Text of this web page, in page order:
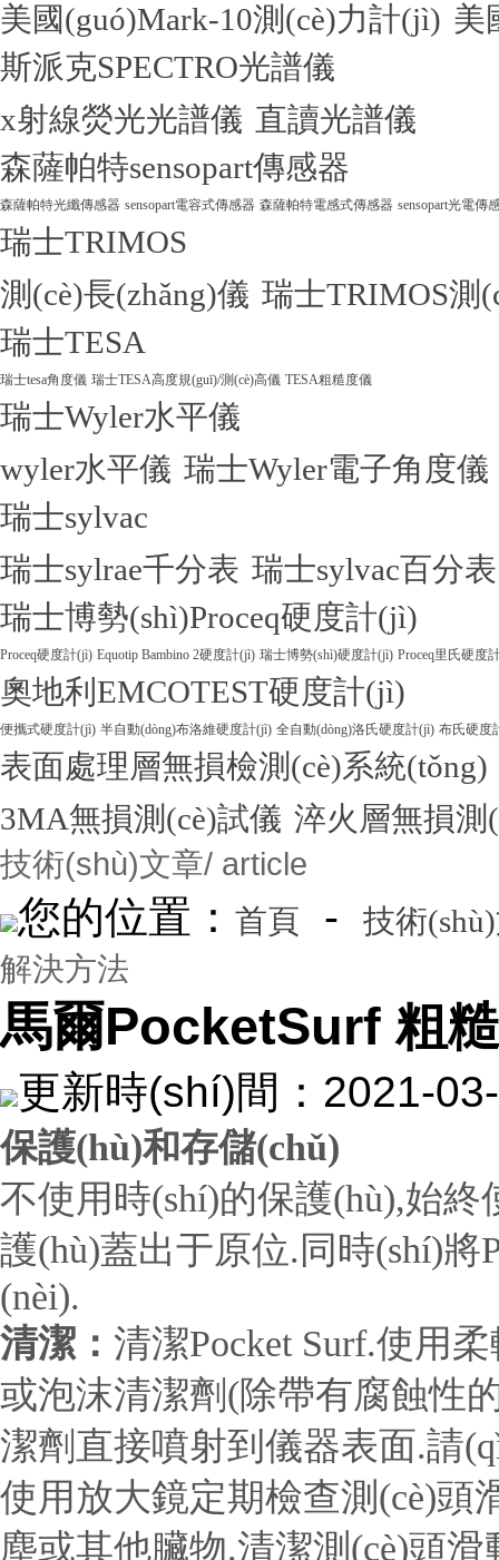
美國(guó)Mark-10測(cè)力計(jì) 美
斯派克SPECTRO光譜儀
x射線熒光光譜儀 直讀光譜儀
森薩帕特sensopart傳感器
森薩帕特光纖傳感器 sensopart電容式傳感器 森薩帕特電感式傳感器 sensopart光電傳
瑞士TRIMOS
測(cè)長(zhǎng)儀 瑞士TRIMOS測
瑞士TESA
瑞士tesa角度儀 瑞士TESA高度規(guī)/測(cè)高儀 TESA粗糙度儀
瑞士Wyler水平儀
wyler水平儀 瑞士Wyler電子角度儀
瑞士sylvac
瑞士sylrae千分表 瑞士sylvac百分表
瑞士博勢(shì)Proceq硬度計(jì)
Proceq硬度計(jì) Equotip Bambino 2硬度計(jì) 瑞士博勢(shì)硬度計(jì) Proceq里氏硬度
奧地利EMCOTEST硬度計(jì)
便攜式硬度計(jì) 半自動(dòng)布洛維硬度計(jì) 全自動(dòng)洛氏硬度計(jì) 布氏硬度
表面處理層無損檢測(cè)系統(tǒng)
3MA無損測(cè)試儀 淬火層無損測
技術(shù)文章/ article
您的位置： 首頁 - 技術
解決方法
馬爾PocketSurf 粗
更新時(shí)間：
保護(hù)和存儲(chǔ)
不使用時(shí)的保護(hù),始終
護(hù)蓋出于原位.同時(shí)將
(nèi).
清潔： 清潔Pocket Surf.使用
或泡沫清潔劑(除帶有腐蝕性
潔劑直接噴射到儀器表面.請
使用放大鏡定期檢查測(cè)頭
塵或其他臟物.清潔測(cè)頭滑